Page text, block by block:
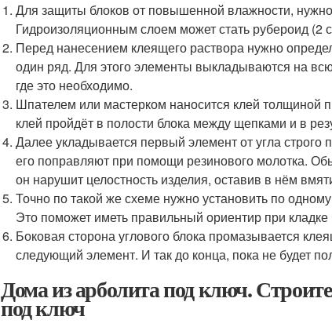
Для защиты блоков от повышенной влажности,
Гидроизоляционным слоем может стать рубероид (2
Перед нанесением клеящего раствора нужно
один ряд. Для этого элементы выкладываются на
где это необходимо.
Шпателем или мастерком наносится клей толщиной
клей пройдёт в полости блока между щепками и в
Далее укладывается первый элемент от угла
его поправляют при помощи резинового молотка.
он нарушит целостность изделия, оставив в нём
Точно по такой же схеме нужно установить по
Это поможет иметь правильный ориентир при
Боковая сторона углового блока промазывается
следующий элемент. И так до конца, пока не будет
Дома из арболита под ключ.
под ключ